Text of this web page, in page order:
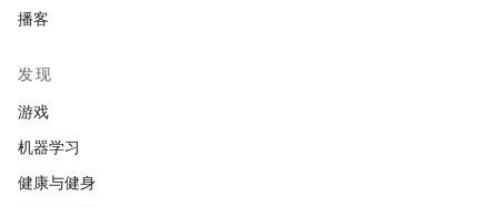
播客
发现
游戏
机器学习
健康与健身